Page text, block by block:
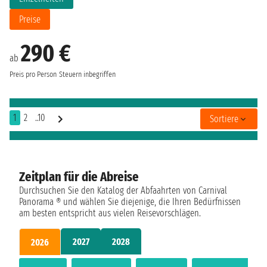
ab 290 €
Preis pro Person Steuern inbegriffen
Preise
1 2 ..10 Sortiere
Zeitplan für die Abreise
Durchsuchen Sie den Katalog der Abfaahrten von Carnival
Panorama ® und wählen Sie diejenige, die Ihren Bedürfnissen
am besten entspricht aus vielen Reisevorschlägen.
2026 2027 2028